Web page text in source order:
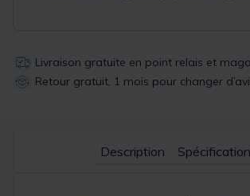
Livraison gratuite en point relais et
Retour gratuit, 1 mois pour changer
Description